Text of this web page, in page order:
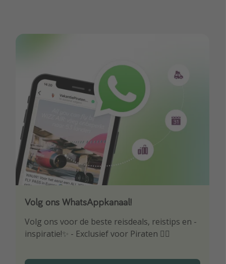
Volg ons WhatsAppkanaal!
Volg ons voor de beste reisdeals, reistips en -
inspiratie!✨ - Exclusief voor Piraten 🏴‍☠️
Download onze app
Wees als eerste op de hoogte van de beste
reisaanbiedingen